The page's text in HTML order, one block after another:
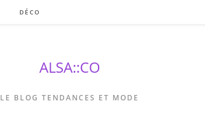
DÉCO
ALSA::CO
LE BLOG TENDANCES ET MODE